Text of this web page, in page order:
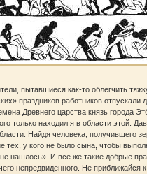
пытавшиеся как‑то облегчить
праздников работников отпускали
Древнего царства князь города
только находил я в области этой.
Найдя человека, получившего
тех, у кого не было сына, чтобы
нашлось». И все же такие добрые
непредвиденного. Не приближайся